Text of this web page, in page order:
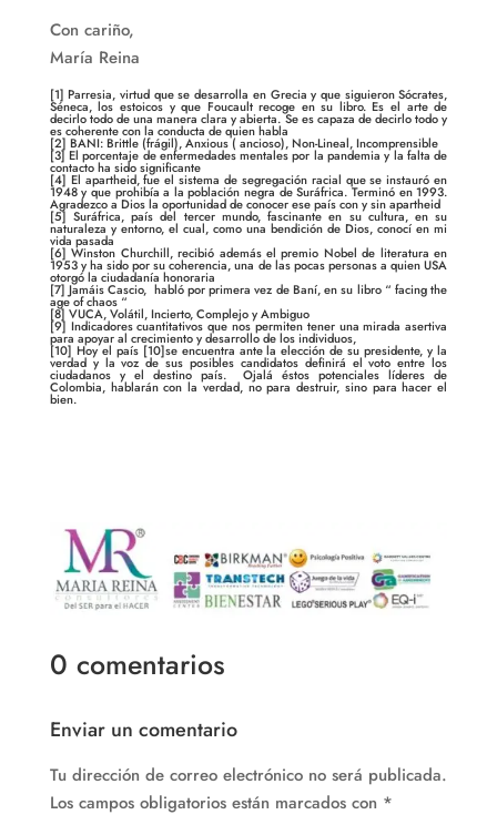
Con cariño,
María Reina
[1] Parresia, virtud que se desarrolla en Grecia y que siguieron Sócrates,
Séneca, los estoicos y que Foucault recoge en su libro. Es el arte de
decirlo todo de una manera clara y abierta. Se es capaza de decirlo todo y
es coherente con la conducta de quien habla
[2] BANI: Brittle (frágil), Anxious ( ancioso), Non-Lineal, Incomprensible
[3] El porcentaje de enfermedades mentales por la pandemia y la falta de
contacto ha sido significante
[4] El apartheid, fue el sistema de segregación racial que se instauró en
1948 y que prohibía a la población negra de Suráfrica. Terminó en 1993.
Agradezco a Dios la oportunidad de conocer ese país con y sin apartheid
[5] Suráfrica, país del tercer mundo, fascinante en su cultura, en su
naturaleza y entorno, el cual, como una bendición de Dios, conocí en mi
vida pasada
[6] Winston Churchill, recibió además el premio Nobel de literatura en
1953 y ha sido por su coherencia, una de las pocas personas a quien USA
otorgó la ciudadanía honoraria
[7] Jamáis Cascio, habló por primera vez de Baní, en su libro “ facing the
age of chaos “
[8] VUCA, Volátil, Incierto, Complejo y Ambiguo
[9] Indicadores cuantitativos que nos permiten tener una mirada asertiva
para apoyar al crecimiento y desarrollo de los individuos,
[10] Hoy el país [10]se encuentra ante la elección de su presidente, y la
verdad y la voz de sus posibles candidatos definirá el voto entre los
ciudadanos y el destino país. Ojalá éstos potenciales líderes de
Colombia, hablarán con la verdad, no para destruir, sino para hacer el
bien.
0 comentarios
Enviar un comentario
Tu dirección de correo electrónico no será publicada.
Los campos obligatorios están marcados con *